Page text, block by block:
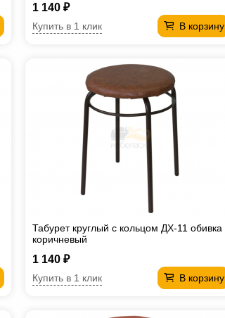
1 140 ₽
В корзину
Купить в 1 клик
Табурет круглый с кольцом ДХ-11 обивка
коричневый
1 140 ₽
В корзину
Купить в 1 клик